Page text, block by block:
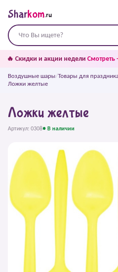
Sharkom.ru
🔥 Скидки и акции недели Смотреть
Воздушные шары/Товары для
Ложки желтые
Ложки желтые
Артикул: 0308● В наличии